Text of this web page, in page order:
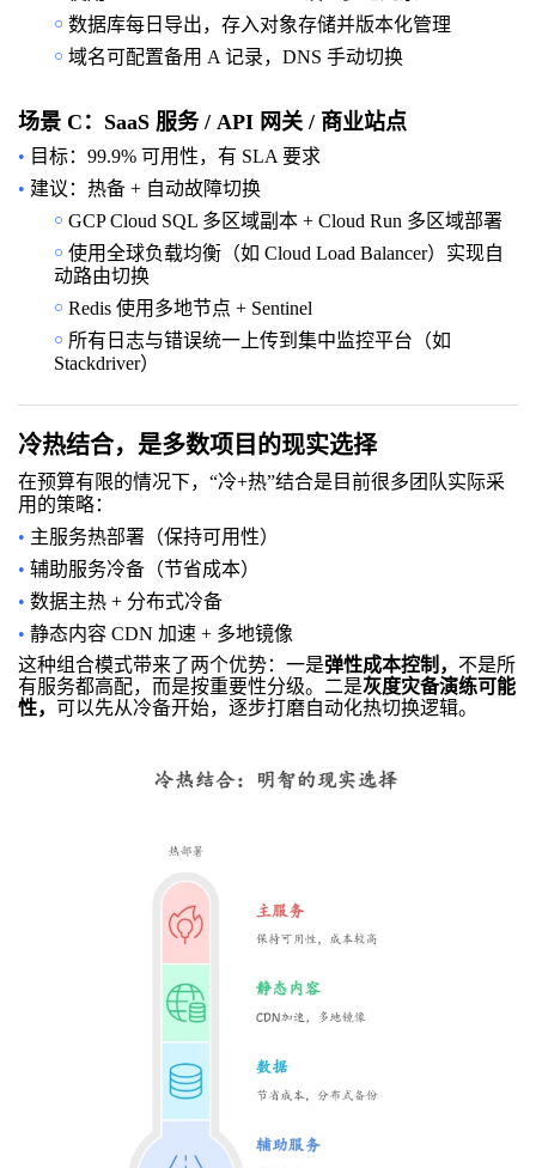
￮ 数据库每日导出，存入对象存储并版本化管理
￮ 域名可配置备用 A 记录，DNS 手动切换
场景 C：SaaS 服务 / API 网关 / 商业站点
• 目标：99.9% 可用性，有 SLA 要求
• 建议：热备 + 自动故障切换
￮ GCP Cloud SQL 多区域副本 + Cloud Run 多区域部署
￮ 使用全球负载均衡（如 Cloud Load Balancer）实现自
动路由切换
￮ Redis 使用多地节点 + Sentinel
￮ 所有日志与错误统一上传到集中监控平台（如
Stackdriver）
冷热结合，是多数项目的现实选择
在预算有限的情况下，“冷+热”结合是目前很多团队实际采
用的策略：
• 主服务热部署（保持可用性）
• 辅助服务冷备（节省成本）
• 数据主热 + 分布式冷备
• 静态内容 CDN 加速 + 多地镜像
这种组合模式带来了两个优势：一是弹性成本控制， 不是所
有服务都高配，而是按重要性分级。二是灰度灾备演练可能
性， 可以先从冷备开始，逐步打磨自动化热切换逻辑。